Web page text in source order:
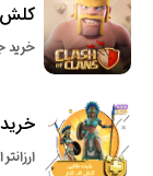
کلش
خرید